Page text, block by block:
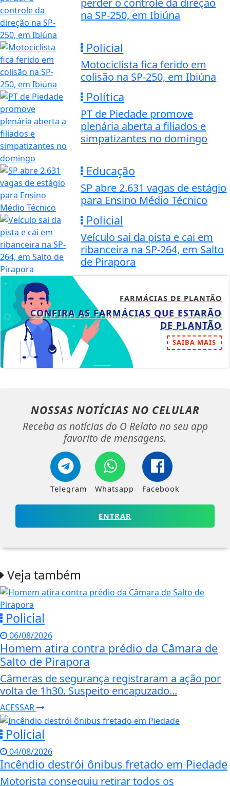
perder o controle da direção
na SP-250, em Ibiúna
Policial
Motociclista fica ferido em
colisão na SP-250, em Ibiúna
Política
PT de Piedade promove
plenária aberta a filiados e
simpatizantes no domingo
Educação
SP abre 2.631 vagas de estágio
para Ensino Médio Técnico
Policial
Veículo sai da pista e cai em
ribanceira na SP-264, em Salto
de Pirapora
FARMÁCIAS DE PLANTÃO
CONFIRA AS FARMÁCIAS QUE ESTARÃO
DE PLANTÃO
SAIBA MAIS
NOSSAS NOTÍCIAS NO CELULAR
Receba as notícias do O Relato no seu app
favorito de mensagens.
Telegram Whatsapp Facebook
ENTRAR
Veja também
Policial
06/08/2026
Homem atira contra prédio da Câmara de
Salto de Pirapora
Câmeras de segurança registraram a ação por
volta de 1h30. Suspeito encapuzado...
ACESSAR
Policial
04/08/2026
Incêndio destrói ônibus fretado em Piedade
Motorista conseguiu retirar todos os